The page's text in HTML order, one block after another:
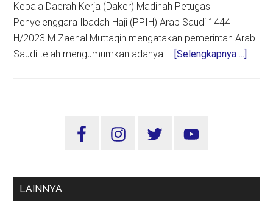
Kepala Daerah Kerja (Daker) Madinah Petugas
Penyelenggara Ibadah Haji (PPIH) Arab Saudi 1444
H/2023 M Zaenal Muttaqin mengatakan pemerintah Arab
Saudi telah mengumumkan adanya … [Selengkapnya ...]
Harus
Sidebar
LAINNYA